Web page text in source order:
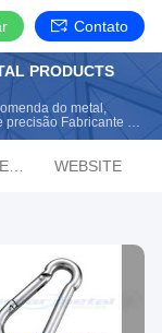
Contato
PRODUCTS
do metal,
Fabricante da
WEBSITE